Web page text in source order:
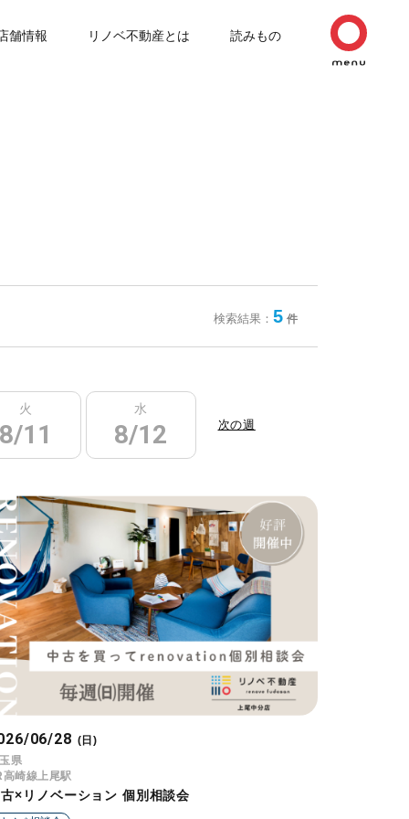
舗情報 リノベ不動産とは 読みもの
検索結果： 5 件
火
8/11
水
8/12 8/13
次の週
06/28 (日)
県
高崎線上尾駅
×リノベーション 個別相談会